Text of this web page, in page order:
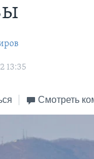
13:35
Смотреть